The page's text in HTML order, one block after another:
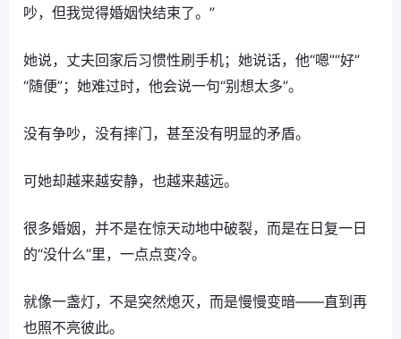
吵，但我觉得婚姻快结束了。”
她说，丈夫回家后习惯性刷手机；她说话，他“嗯”“好”
“随便”；她难过时，他会说一句“别想太多”。
没有争吵，没有摔门，甚至没有明显的矛盾。
可她却越来越安静，也越来越远。
很多婚姻，并不是在惊天动地中破裂，而是在日复一日
的“没什么”里，一点点变冷。
就像一盏灯，不是突然熄灭，而是慢慢变暗——直到再
也照不亮彼此。